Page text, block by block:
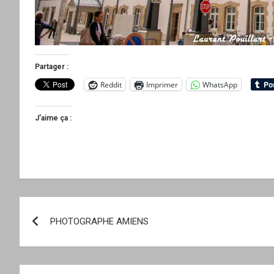
Partager :
Reddit Imprimer WhatsApp
J’aime ça :
de
l’article
PHOTOGRAPHE AMIENS